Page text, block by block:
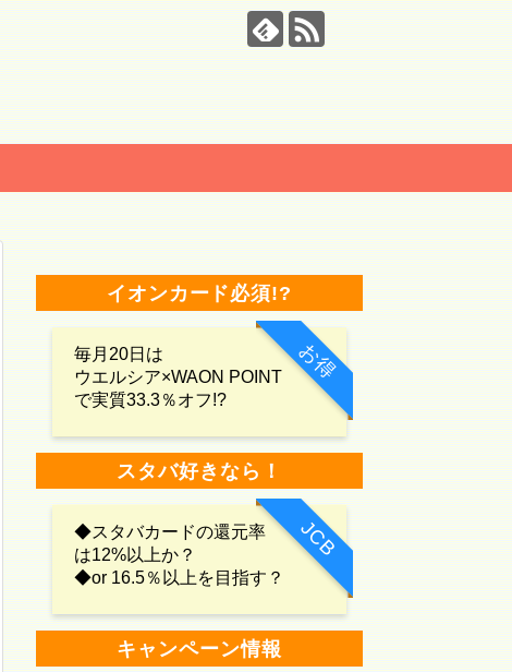
イオンカード必須!?
お得
毎月20日は
ウエルシア×WAON POINT
で実質33.3％オフ!?
スタバ好きなら！
JCB
◆スタバカードの還元率
は12%以上か？
◆or 16.5％以上を目指す？
キャンペーン情報